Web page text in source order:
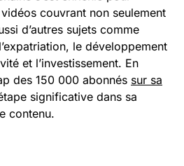
couvrant non seulement
d’autres sujets comme
le développement
et l’investissement. En
des 150 000 abonnés sur sa
significative dans sa
contenu.